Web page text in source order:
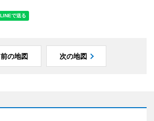
前の地図 次の地図